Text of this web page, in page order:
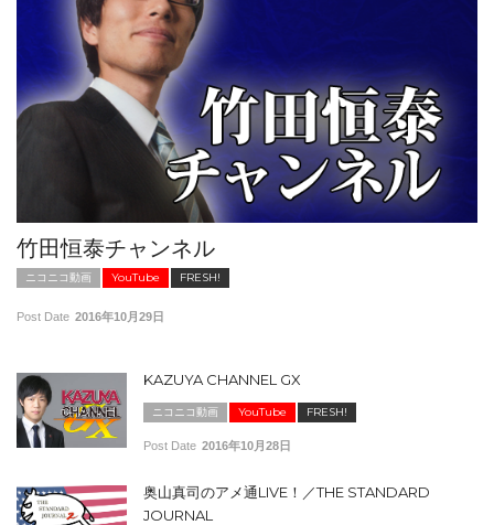
竹田恒泰チャンネル
ニコニコ動画 YouTube FRESH!
Post Date 2016年10月29日
KAZUYA CHANNEL GX
ニコニコ動画 YouTube FRESH!
Post Date 2016年10月28日
奥山真司のアメ通LIVE！／THE STANDARD
JOURNAL